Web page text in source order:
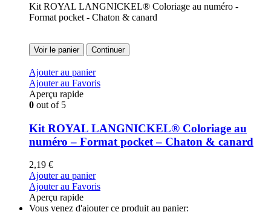
Kit ROYAL LANGNICKEL® Coloriage au numéro -
Format pocket - Chaton & canard
Voir le panier Continuer
Ajouter au panier
Ajouter au Favoris
Aperçu rapide
0 out of 5
Kit ROYAL LANGNICKEL® Coloriage au
numéro – Format pocket – Chaton & canard
2,19 €
Ajouter au panier
Ajouter au Favoris
Aperçu rapide
Vous venez d'ajouter ce produit au panier: